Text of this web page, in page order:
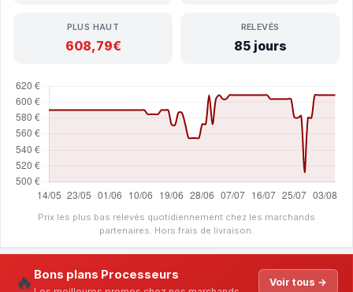
PLUS HAUT
608,79€
RELEVÉS
85 jours
Prix les plus bas relevés quotidiennement chez les marchands
partenaires. Hors frais de livraison.
🔥 Bons plans Processeurs
Voir tous →